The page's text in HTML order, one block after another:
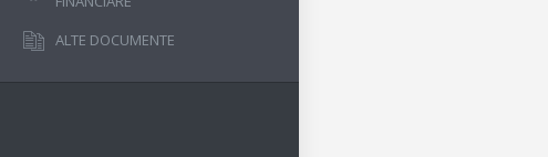
ALTE DOCUMENTE